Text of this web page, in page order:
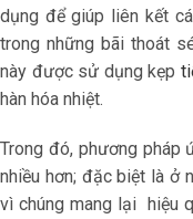
dụng để giúp liên kết
trong những bãi thoát
này được sử dụng kẹp
hàn hóa nhiệt.
Trong đó, phương pháp
nhiều hơn; đặc biệt là ở
vì chúng mang lại hiệu